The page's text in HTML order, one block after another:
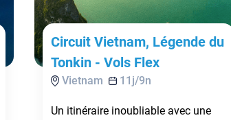
Circuit Vietnam, Légende du
Tonkin - Vols Flex
Vietnam 11 j/9n
Un itinéraire inoubliable avec une